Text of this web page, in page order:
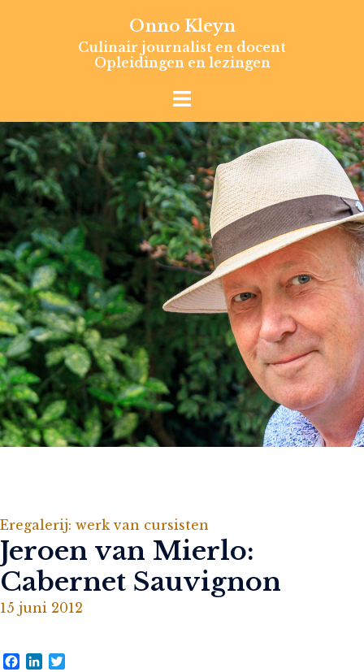
Onno Kleyn
Culinair journalist en docent
Opleidingen en lezingen
Eregalerij: werk van cursisten
Jeroen van Mierlo:
Cabernet Sauvignon
15 juni 2012
Facebook
LinkedIn